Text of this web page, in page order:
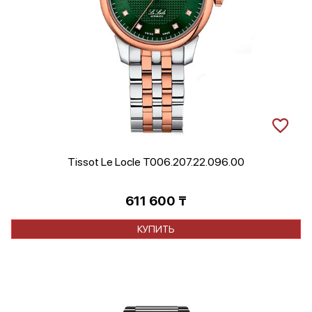
Tissot Le Locle T006.207.22.096.00
611 600 ₸
КУПИТЬ